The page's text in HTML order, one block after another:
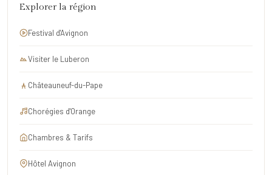
Explorer la région
Festival d'Avignon
Visiter le Luberon
Châteauneuf-du-Pape
Chorégies d'Orange
Chambres & Tarifs
Hôtel Avignon